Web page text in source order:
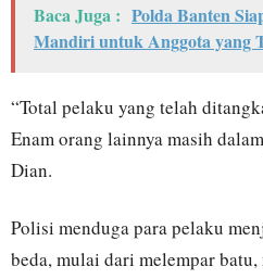
Baca Juga : Polda Banten
Mandiri untuk Anggota yang
“Total pelaku yang telah
Enam orang lainnya masih
Dian.
Polisi menduga para pelaku
beda, mulai dari melempar